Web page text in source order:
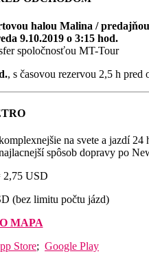
halou Malina /
9.10.2019 o 3:15 hod.
spoločnosťou MT-Tour
, s časovou rezervou 2,5 h
na svete a jazdí 24
spôsob dopravy po
2,75 USD
(bez limitu počtu jázd)
MAPA
Store; Google Play